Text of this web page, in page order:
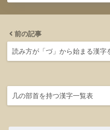
前の記事
読み方が「づ」から始まる漢字
几の部首を持つ漢字一覧表